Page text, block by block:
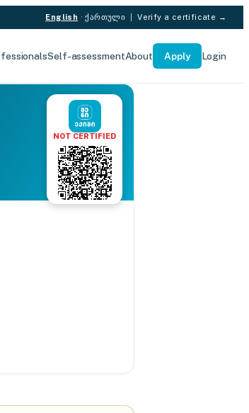
English ·ქართული |Verify a certificate →
Self-assessmentAbout Apply Login
NOT CERTIFIED